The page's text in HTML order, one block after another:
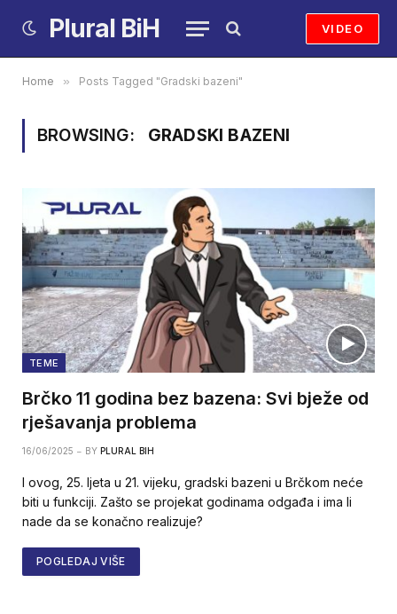
Plural BiH VIDEO
Home » Posts Tagged "Gradski bazeni"
BROWSING: GRADSKI BAZENI
TEME
Brčko 11 godina bez bazena: Svi bježe od
rješavanja problema
16/06/2025 BY PLURAL BIH
I ovog, 25. ljeta u 21. vijeku, gradski bazeni u Brčkom neće
biti u funkciji. Zašto se projekat godinama odgađa i ima li
nade da se konačno realizuje?
POGLEDAJ VIŠE